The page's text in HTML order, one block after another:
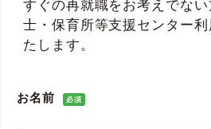
すぐの再就職をお考えでな
士・保育所等支援センター
たします。
お名前 必須